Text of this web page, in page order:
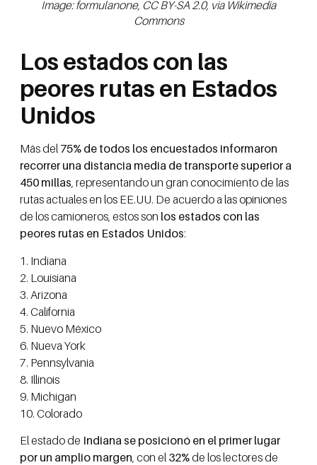
Image: formulanone, CC BY-SA 2.0, via Wikimedia
Commons
Los estados con las
peores rutas en Estados
Unidos
Más del 75% de todos los encuestados informaron
recorrer una distancia media de transporte superior a
450 millas, representando un gran conocimiento de las
rutas actuales en los EE.UU. De acuerdo a las opiniones
de los camioneros, estos son los estados con las
peores rutas en Estados Unidos:
1. Indiana
2. Louisiana
3. Arizona
4. California
5. Nuevo México
6. Nueva York
7. Pennsylvania
8. Illinois
9. Michigan
10. Colorado
El estado de Indiana se posicionó en el primer lugar
por un amplio margen , con el 32%de los lectores de